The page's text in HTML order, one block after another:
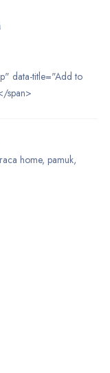
data-title="Add to
span>
home, pamuk,